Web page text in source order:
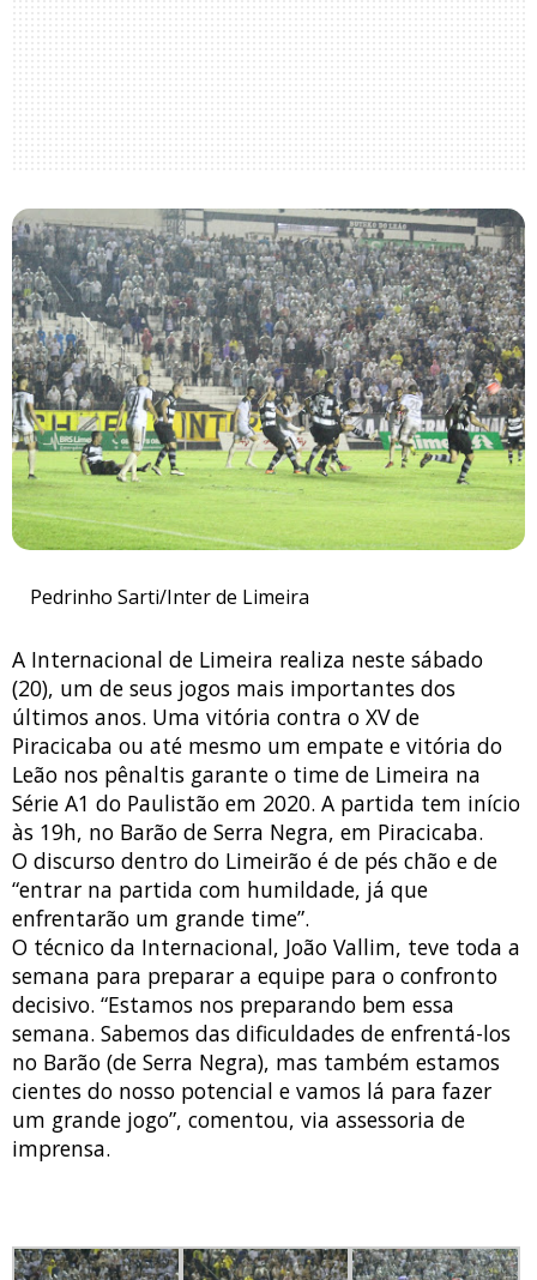
Pedrinho Sarti/Inter de Limeira
A Internacional de Limeira realiza neste sábado
(20), um de seus jogos mais importantes dos
últimos anos. Uma vitória contra o XV de
Piracicaba ou até mesmo um empate e vitória do
Leão nos pênaltis garante o time de Limeira na
Série A1 do Paulistão em 2020. A partida tem início
às 19h, no Barão de Serra Negra, em Piracicaba.
O discurso dentro do Limeirão é de pés chão e de
“entrar na partida com humildade, já que
enfrentarão um grande time”.
O técnico da Internacional, João Vallim, teve toda a
semana para preparar a equipe para o confronto
decisivo. “Estamos nos preparando bem essa
semana. Sabemos das dificuldades de enfrentá-los
no Barão (de Serra Negra), mas também estamos
cientes do nosso potencial e vamos lá para fazer
um grande jogo”, comentou, via assessoria de
imprensa.